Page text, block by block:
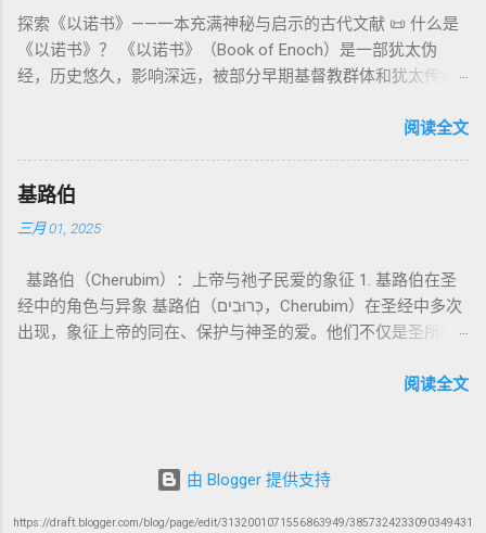
圣所，用血为圣所与百姓遮罪。 这是整卷《利未记》的神学中
心： 神愿意居住在人中间； 罪必须被遮盖才能维持这同在；
神主动提供遮罪之道（两个祭牲，特别是“为耶和华”的与“归于
亚撒泻勒”的）。 这预表...
的“深渊囚禁”叙事共振。 彼后2:4 用“ 他他路斯 （Tartarus）”指
天使囚禁之所，贴近以诺传统语境。 福音书/启示录 中的“ 人子
来临与天使同来、坐在荣耀宝座审判列国 ”（太24–25；启1、
观 ：以诺将“巨人之灵”为游行污灵的渊源学解释，补给了新约
驱魔叙事背后的“灵界词库”（可1、路8；亦参弗6:12“执政掌
权”）。 阴间与审判意象 ：Sheol 的分区、册卷与火刑等图像，
：以诺传统对压迫者的“祸哉”，与 雅各书 对不义富者的警告
（雅5）形成呼应。 ...
所 崇拜 的 神祇 出 20: 3 假 神/ 偶像（ gods） 3. 属 灵 存在
神 的 众 子、 天使、 神圣 议会 成员 诗 82: 1, 申 32: 8– 9
神圣 存在（ divine beings） 4. 法官 被 委托 施行 神 审判者 出
权 代表 受托 执行 神 旨意 的 人（ 如 摩西） 出 7: 1 神 的 代言
人（ divine proxy） 6. 强调 威严 复数 形式 强调 尊贵 超自然 的
显现 撒 上 28: 13 灵界 显现 或 尊称（ majestic plural） 三、
每一 类 的 代表 经文 解读 1. 真神 的 独 一 性（ 创世 记 1: 1） “
בְּרֵאשִׁית בָּרָא אֱלֹהִים...” “ 起初， 神（ Elohim） 创造 天地。” 尽
语法 结构 显示 这 是在 强调 一位 ...
探索《以诺书》——一本充满神秘与启示的古代文献 📜 什么是
《以诺书》？ 《以诺书》（Book of Enoch）是一部犹太伪
经，历史悠久，影响深远，被部分早期基督教群体和犹太传统
的曾祖父——的名义写成，包含大量关于天使、堕落、审判和弥
行，神将他取去，他就不在世了。” 这一神秘的记载激发了后世
关于以诺与神的关系、天国奥秘的丰富想象。《以诺书》便是
这种想象的结晶。 📖《以诺书》的主要内容 《以诺书》并非一
之书》（1 Enoch 1-36） 讲述堕落天使（守望者，Watchers）
如何违背神的命令，与人类女子结合，生下巨人（Nephilim）。
这些天使教授人类各种知识，如金属锻造、药草使用和占星
洪水洁净世界。 这一描述与《创世记 6:1-4》的“神的众子”相呼
子看见人的女子美貌，就随意挑选，娶来为妻。他们与女子交
合后，生下了伟人（Nephilim），那时候的伟人就是古时英武有
名的人。” 📜 犹太解读 ： 许多犹太文献（如《以诺书》、《死
阅读全文
基路伯
三月 01, 2025
基路伯（Cherubim）：上帝与祂子民爱的象征 1. 基路伯在圣
经中的角色与异象 基路伯（כְּרוּבִים，Cherubim）在圣经中多次
出现，象征上帝的同在、保护与神圣的爱。他们不仅是圣所的
护者 在《创世记》3:24中，基路伯首次出现，被安置在伊甸园
入伊甸园。这象征着罪的阻隔，也反映出人类与神分离后的失
落。 （2）会幕与圣殿中的基路伯 在《出埃及记》25:18-22，
阅读全文
由 Blogger 提供支持
https://draft.blogger.com/blog/page/edit/3132001071556863949/3857324233090349431